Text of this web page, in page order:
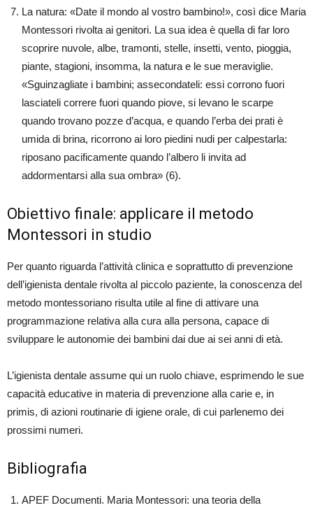
La natura: «Date il mondo al vostro bambino!», così dice Maria
Montessori rivolta ai genitori. La sua idea è quella di far loro
scoprire nuvole, albe, tramonti, stelle, insetti, vento, pioggia,
piante, stagioni, insomma, la natura e le sue meraviglie.
«Sguinzagliate i bambini; assecondateli: essi corrono fuori
lasciateli correre fuori quando piove, si levano le scarpe
quando trovano pozze d’acqua, e quando l’erba dei prati è
umida di brina, ricorrono ai loro piedini nudi per calpestarla:
riposano pacificamente quando l’albero li invita ad
addormentarsi alla sua ombra» (6).
Obiettivo finale: applicare il metodo
Montessori in studio
Per quanto riguarda l’attività clinica e soprattutto di prevenzione
dell’igienista dentale rivolta al piccolo paziente, la conoscenza del
metodo montessoriano risulta utile al fine di attivare una
programmazione relativa alla cura alla persona, capace di
sviluppare le autonomie dei bambini dai due ai sei anni di età.
L’igienista dentale assume qui un ruolo chiave, esprimendo le sue
capacità educative in materia di prevenzione alla carie e, in
primis, di azioni routinarie di igiene orale, di cui parlenemo dei
prossimi numeri.
Bibliografia
APEF Documenti. Maria Montessori: una teoria della